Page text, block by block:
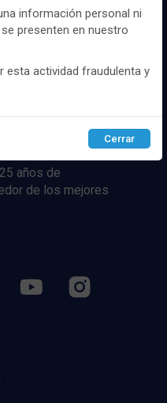
de las mejores
años de
de los mejores
de cookies a tu gusto.
nuestra
Rechazar ACEPTAR
información personal ni
presenten en nuestro
esta actividad fraudulenta y
Cerrar